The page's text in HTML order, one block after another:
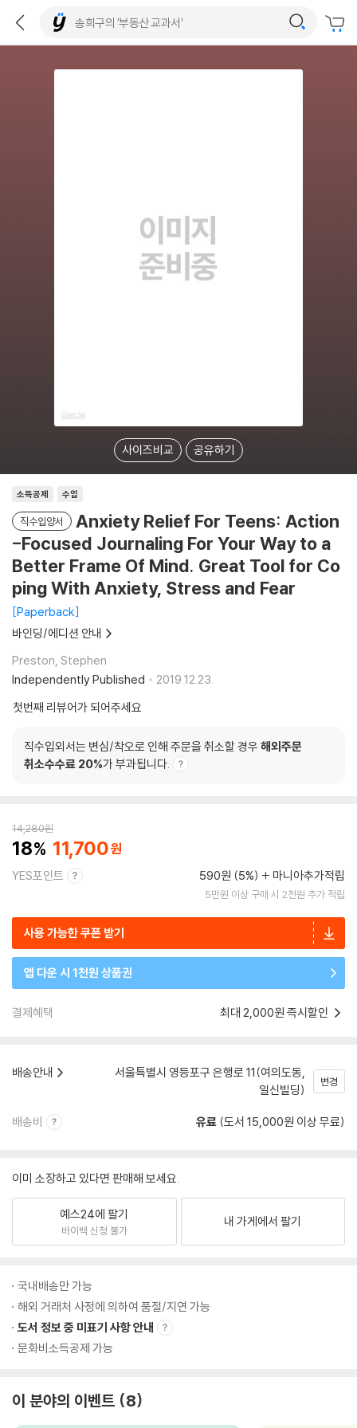
사이즈비교 공유하기
소득공제 수입
직수입양서
Anxiety Relief For Teens: Action
-Focused Journaling For Your Way to a
Better Frame Of Mind. Great Tool for Co
ping With Anxiety, Stress and Fear
Paperback
바인딩/에디션 안내
Preston, Stephen
Independently Published
2019.12.23.
첫번째 리뷰어가 되어주세요
직수입외서는 변심/착오로 인해 주문을 취소할 경우 해외주문
취소수수료 20%가 부과됩니다.
14,280원
18 11,700
YES포인트 590원 (5%) 마니아추가적립
5만원 이상 구매 시 2천원 추가 적립
사용 가능한 쿠폰 받기
앱 다운 시 1천원 상품권
결제혜택 최대 2,000원 즉시할인
배송안내
서울특별시 영등포구 은행로 11(여의도동,
일신빌딩)
변경
배송비 유료 (도서 15,000원 이상 무료)
이미 소장하고 있다면 판매해 보세요.
예스24에 팔기
바이백 신청 불가
내 가게에서 팔기
국내배송만 가능
해외 거래처 사정에 의하여 품절/지연 가능
도서 정보 중 미표기 사항 안내
문화비소득공제 가능
이 분야의 이벤트 8